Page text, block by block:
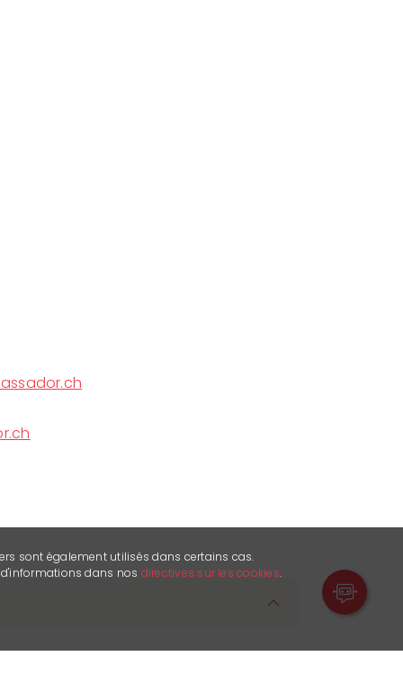
le plaisir de vous accueillir cet
sont également utilisés dans certains cas.
dans nos directives sur les cookies.